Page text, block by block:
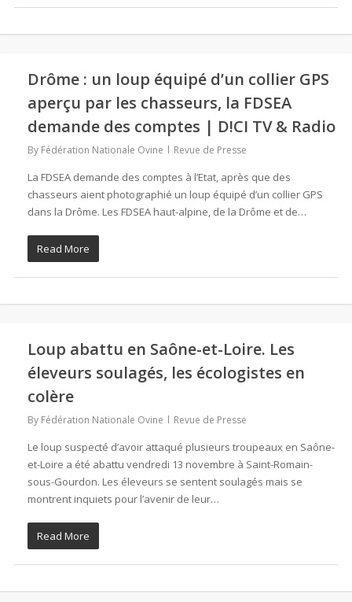
Drôme : un loup équipé d’un collier GPS
aperçu par les chasseurs, la FDSEA
demande des comptes | D!CI TV & Radio
By Fédération Nationale Ovine Revue de Presse
La FDSEA demande des comptes à l’Etat, après que des
chasseurs aient photographié un loup équipé d’un collier GPS
dans la Drôme. Les FDSEA haut-alpine, de la Drôme et de…
Read More
Loup abattu en Saône-et-Loire. Les
éleveurs soulagés, les écologistes en
colère
By Fédération Nationale Ovine Revue de Presse
Le loup suspecté d’avoir attaqué plusieurs troupeaux en Saône-
et-Loire a été abattu vendredi 13 novembre à Saint-Romain-
sous-Gourdon. Les éleveurs se sentent soulagés mais se
montrent inquiets pour l’avenir de leur…
Read More